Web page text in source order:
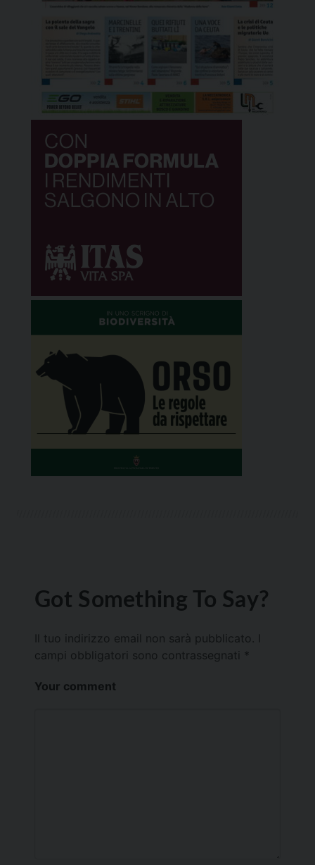
Got Something To Say?
Il tuo indirizzo email non sarà pubblicato.
campi obbligatori sono contrassegnati *
Your comment